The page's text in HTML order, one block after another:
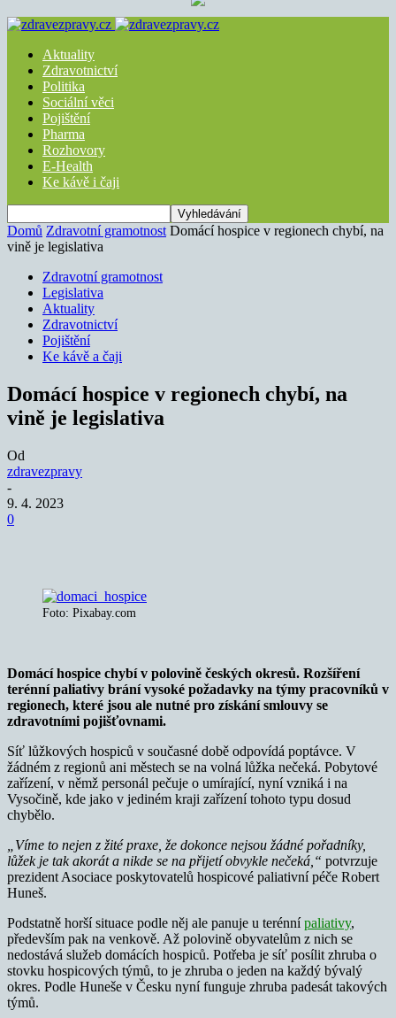
Aktuality
Zdravotnictví
Politika
Sociální věci
Pojištění
Pharma
Rozhovory
E-Health
Ke kávě i čaji
Domů Zdravotní gramotnost Domácí hospice v regionech chybí, na
vině je legislativa
Zdravotní gramotnost
Legislativa
Aktuality
Zdravotnictví
Pojištění
Ke kávě a čaji
Domácí hospice v regionech chybí, na
vině je legislativa
Od
zdravezpravy
-
9. 4. 2023
0
Foto: Pixabay.com
Domácí hospice chybí v polovině českých okresů. Rozšíření
terénní paliativy brání vysoké požadavky na týmy pracovníků v
regionech, které jsou ale nutné pro získání smlouvy se
zdravotními pojišťovnami.
Síť lůžkových hospiců v současné době odpovídá poptávce. V
žádném z regionů ani městech se na volná lůžka nečeká. Pobytové
zařízení, v němž personál pečuje o umírající, nyní vzniká i na
Vysočině, kde jako v jediném kraji zařízení tohoto typu dosud
chybělo.
„Víme to nejen z žité praxe, že dokonce nejsou žádné pořadníky,
lůžek je tak akorát a nikde se na přijetí obvykle nečeká,“ potvrzuje
prezident Asociace poskytovatelů hospicové paliativní péče Robert
Huneš.
Podstatně horší situace podle něj ale panuje u terénnípaliativy,
především pak na venkově. Až polovině obyvatelům z nich se
nedostává služeb domácích hospiců. Potřeba je síť posílit zhruba o
stovku hospicových týmů, to je zhruba o jeden na každý bývalý
okres. Podle Huneše v Česku nyní funguje zhruba padesát takových
týmů.